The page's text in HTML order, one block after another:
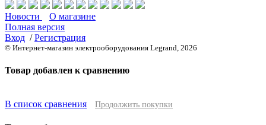
Новости
О магазине
Полная версия
Вход /Регистрация
© Интернет-магазин электрооборудования Legrand, 2026
Товар добавлен к сравнению
В список сравнения Продолжить покупки